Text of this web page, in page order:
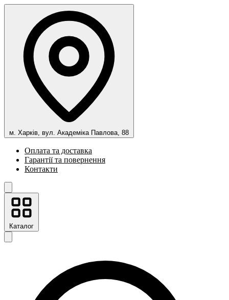
м. Харків, вул. Академіка Павлова, 88
Оплата та доставка
Гарантії та повернення
Контакти
Каталог